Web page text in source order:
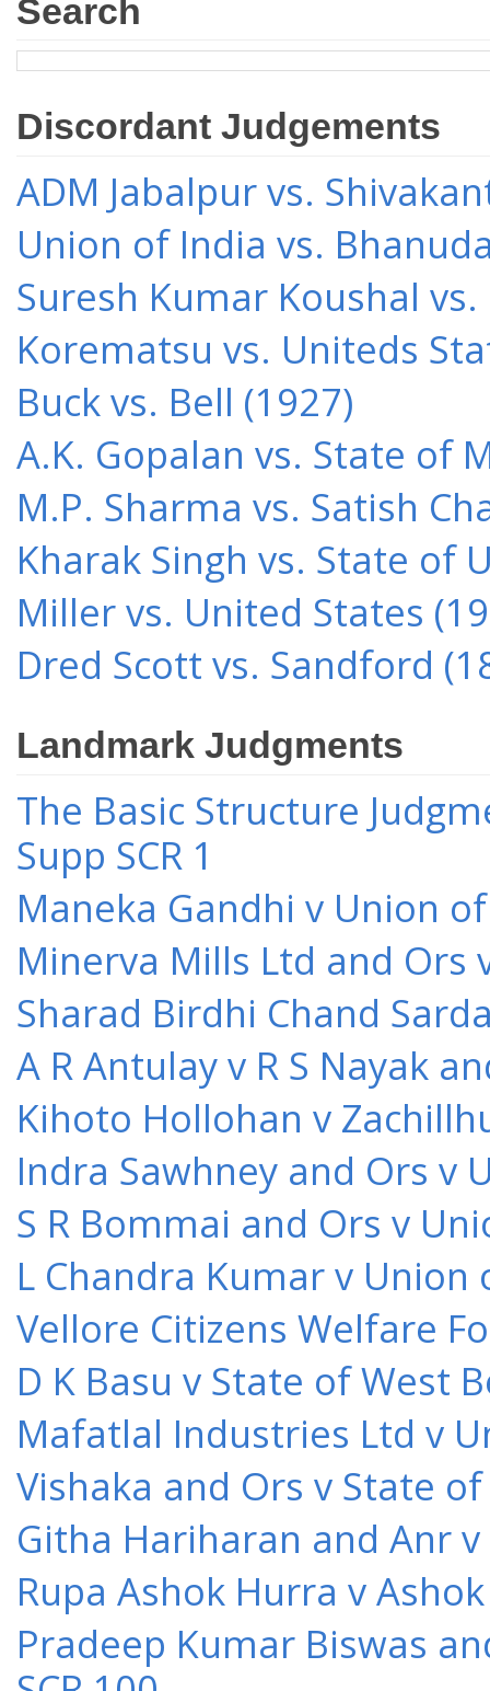
Search
Discordant Judgements
ADM Jabalpur vs.
Union of India vs.
Suresh Kumar Koushal
Korematsu vs. Uniteds
Buck vs. Bell (1927)
A.K. Gopalan vs. State of
M.P. Sharma vs. Satish
Kharak Singh vs. State of
Miller vs. United States
Dred Scott vs. Sandford
Landmark Judgments
The Basic Structure
Supp SCR 1
Maneka Gandhi v Union
Minerva Mills Ltd and Ors
Sharad Birdhi Chand
A R Antulay v R S Nayak
Kihoto Hollohan v
Indra Sawhney and Ors v
S R Bommai and Ors v
L Chandra Kumar v Union
Vellore Citizens Welfare
D K Basu v State of West
Mafatlal Industries Ltd v
Vishaka and Ors v State
Githa Hariharan and Anr
Rupa Ashok Hurra v
Pradeep Kumar Biswas